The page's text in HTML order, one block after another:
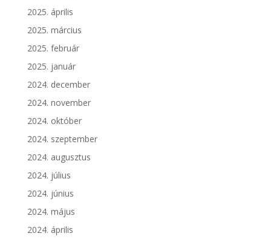
2025. április
2025. március
2025. február
2025. január
2024. december
2024. november
2024. október
2024. szeptember
2024. augusztus
2024. július
2024. június
2024. május
2024. április